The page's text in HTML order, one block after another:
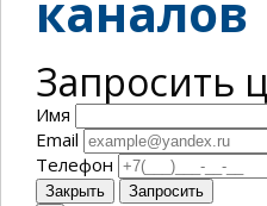
каналов
Запросить
Имя
Email
Телефон
Закрыть
Запросить